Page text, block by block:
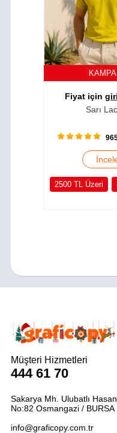
Fiyat için
Sarı
2500 TL Üzeri
Müşteri Hizmetleri
444 61 70
Sakarya Mh. Ulubatlı
No:82 Osmangazi / BURSA
info@graficopy.com.tr